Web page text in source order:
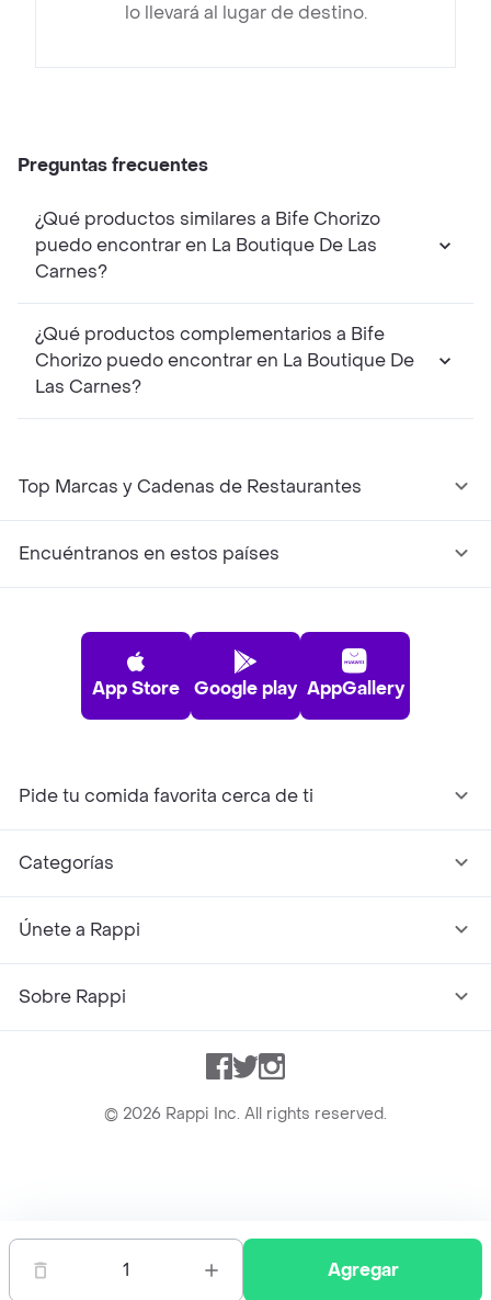
1 Agregar
lo llevará al lugar de destino.
Preguntas frecuentes
¿Qué productos similares a Bife Chorizo
puedo encontrar en La Boutique De Las
Carnes?
¿Qué productos complementarios a Bife
Chorizo puedo encontrar en La Boutique De
Las Carnes?
Top Marcas y Cadenas de Restaurantes
Encuéntranos en estos países
App Store Google play AppGallery
Pide tu comida favorita cerca de ti
Categorías
Únete a Rappi
Sobre Rappi
Facebook
TwitterInstagram
© 2026 Rappi Inc. All rights reserved.